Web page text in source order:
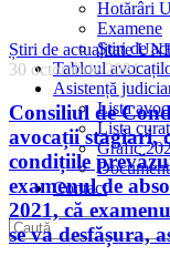
Hotărâri
Examene
Știri de
Tabloul
Asistență
Lista
Lista
Grafic
Contact
Știri de actualitate
30 octombrie 2021
Consiliul de
avocații stagiari,
condițiile
examenul de
2021, că
se va desfășura,